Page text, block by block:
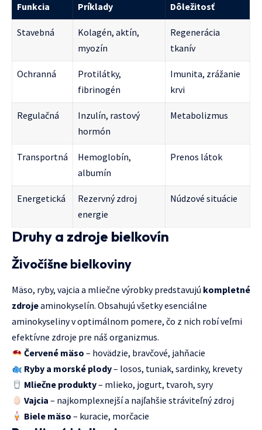
Funkcia
Príklady Dôležitosť
Stavebná
Kolagén, aktín,
myozín
Regenerácia
tkanív
Ochranná
Protilátky,
fibrinogén
Imunita, zrážanie
krvi
Regulačná
Inzulín, rastový
hormón
Metabolizmus
Transportná
Hemoglobín,
albumín
Prenos látok
Energetická
Rezervný zdroj
energie
Núdzové situácie
Druhy a zdroje bielkovín
Živočíšne bielkoviny
Mäso, ryby, vajcia a mliečne výrobky predstavujú kompletné
zdrojeaminokyselín. Obsahujú všetky esenciálne
aminokyseliny v optimálnom pomere, čo z nich robí veľmi
efektívne zdroje pre náš organizmus.
Červené mäso – hovädzie, bravčové, jahňacie
Ryby a morské plody– losos, tuniak, sardinky, krevety
Mliečne produkty– mlieko, jogurt, tvaroh, syry
Vajcia – najkomplexnejší a najľahšie stráviteľný zdroj
Biele mäso – kuracie, morčacie